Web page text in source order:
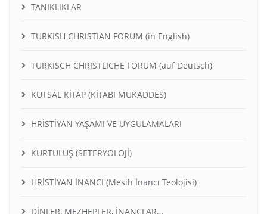
TANIKLIKLAR
TURKISH CHRISTIAN FORUM (in English)
TURKISCH CHRISTLICHE FORUM (auf Deutsch)
KUTSAL KİTAP (KİTABI MUKADDES)
HRİSTİYAN YAŞAMI VE UYGULAMALARI
KURTULUŞ (SETERYOLOJİ)
HRİSTİYAN İNANCI (Mesih İnancı Teolojisi)
DİNLER, MEZHEPLER, İNANÇLAR…